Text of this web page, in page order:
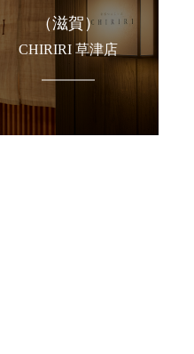
（滋賀）
CHIRIRI 草津店